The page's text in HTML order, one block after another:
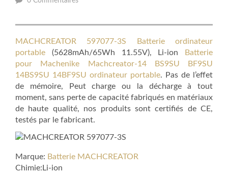
MACHCREATOR 597077-3S Batterie ordinateur
portable (5628mAh/65Wh 11.55V), Li-ion
Batterie
pour Machenike Machcreator-14 BS9SU BF9SU
14BS9SU 14BF9SU ordinateur portable. Pas de l’effet
de mémoire, Peut charge ou la décharge à tout
moment, sans perte de capacité fabriqués en matériaux
de haute qualité, nos produits sont certifiés de CE,
testés par le fabricant.
Marque: Batterie MACHCREATOR
Chimie:Li-ion